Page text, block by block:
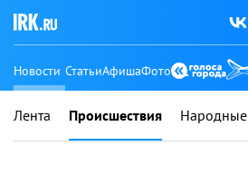
Новости СтатьиАфишаФото
Лента Происшествия Народные